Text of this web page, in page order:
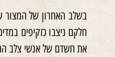
חלקם ניצבו כזקיפים
את חשדם של אנשי צלב